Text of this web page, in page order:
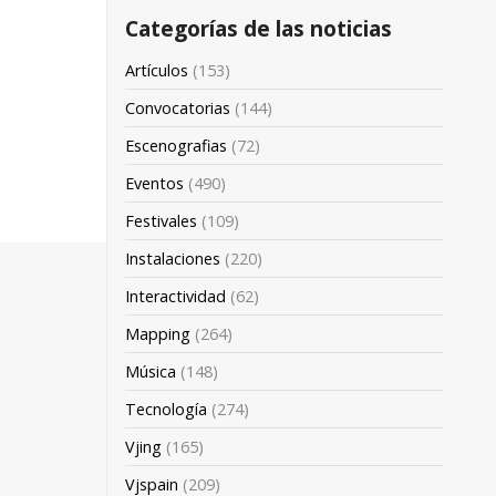
Categorías de las noticias
Artículos (153)
Convocatorias (144)
Escenografias (72)
Eventos (490)
Festivales (109)
Instalaciones (220)
Interactividad (62)
Mapping (264)
Música (148)
Tecnología (274)
Vjing (165)
Vjspain (209)